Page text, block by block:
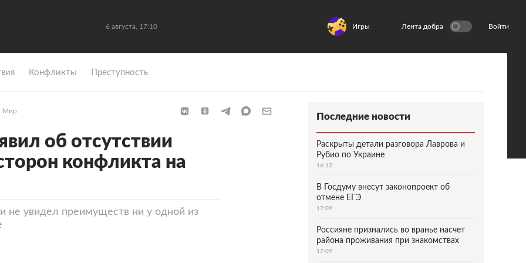
6 августа, 17:10 Игры Лента добра Войти
Конфликты Преступность
Мир
об отсутствии
конфликта на
увидел преимуществ ни у одной из
Последние новости
Раскрыты детали разговора Лаврова и
Рубио по Украине
16:12
В Госдуму внесут законопроект об
отмене ЕГЭ
17:09
Россияне признались во вранье насчет
района проживания при знакомствах
17:09